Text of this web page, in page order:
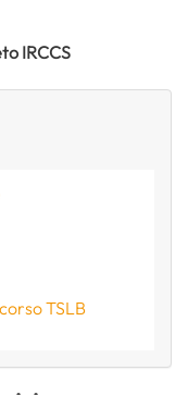
IRCCS
TSLB